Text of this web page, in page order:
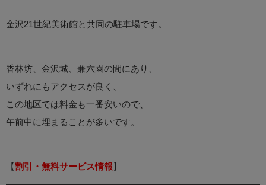
金沢21世紀美術館と共同の駐車場です。
香林坊、金沢城、兼六園の間にあり、
いずれにもアクセスが良く、
この地区では料金も一番安いので、
午前中に埋まることが多いです。
【 割引・無料サービス情報 】